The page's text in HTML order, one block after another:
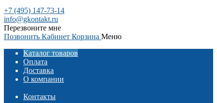
+7 (495) 147-73-14
info@gkontakt.ru
Перезвоните мне
Позвонить Кабинет Корзина Меню
Каталог товаров
Оплата
Доставка
О компании
Контакты